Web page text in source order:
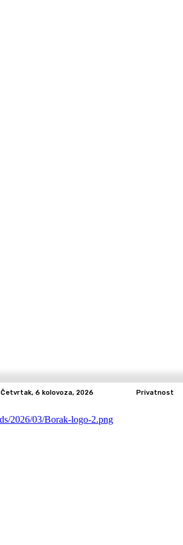
Četvrtak, 6 kolovoza, 2026 Privatnost